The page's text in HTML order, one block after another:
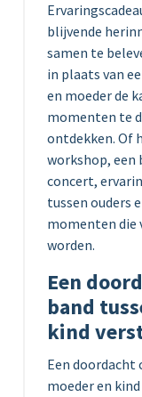
blijvende
samen te
in plaats van
en moeder de
momenten te
ontdekken. Of
workshop,
concert,
tussen ouders
momenten die
worden.
Een
band
kind
Een doordacht
moeder en